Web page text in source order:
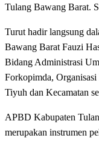
Tulang Bawang Barat.
Turut hadir langsung
Bawang Barat Fauzi
Bidang Administrasi
Forkopimda, Organisasi
Tiyuh dan Kecamatan
APBD Kabupaten
merupakan instrumen